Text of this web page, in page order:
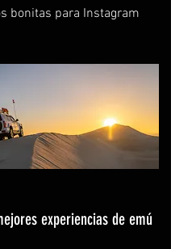
bonitas para Instagram
experiencias de emú